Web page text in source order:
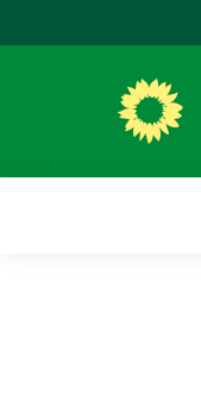
zum